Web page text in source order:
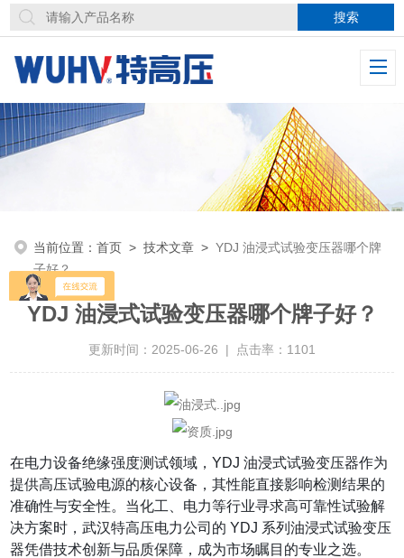
当前位置：首页 >技术文章 >YDJ 油浸式试验变压器哪个牌
子好？
YDJ 油浸式试验变压器哪个牌子好？
更新时间：2025-06-26 | 点击率：1101
在电力设备绝缘强度测试领域，YDJ 油浸式试验变压器作为
提供高压试验电源的核心设备，其性能直接影响检测结果的
准确性与安全性。当化工、电力等行业寻求高可靠性试验解
决方案时，武汉特高压电力公司的 YDJ 系列油浸式试验变压
器凭借技术创新与品质保障，成为市场瞩目的专业之选。